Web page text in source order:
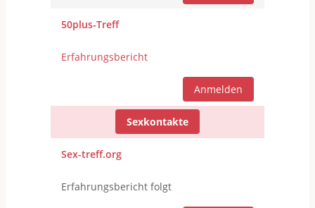
50plus-Treff
Erfahrungsbericht
Anmelden
Sexkontakte
Sex-treff.org
Erfahrungsbericht folgt